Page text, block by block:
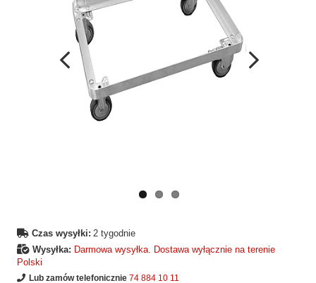
Wcześniejsza
Czas wysyłki: 2 tygodnie
Wysyłka: Darmowa wysyłka. Dostawa wyłącznie na terenie
Polski
Lub zamów telefonicznie 74 884 10 11